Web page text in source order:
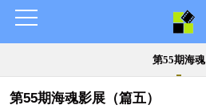
第55期海魂
第55期海魂影展（篇五）